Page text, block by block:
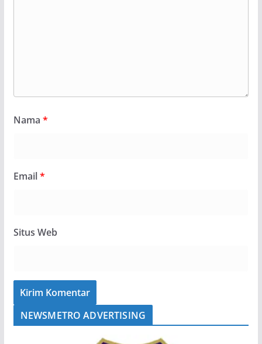
Nama *
Email*
Situs Web
NEWSMETRO ADVERTISING